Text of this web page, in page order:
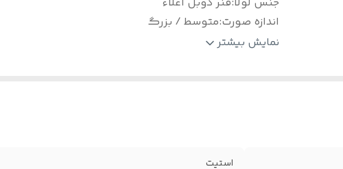
اندازه صورت:متوسط / بزرگ
اقلام: به همراه پکیج کامل
نمایش بیشتر
استیت